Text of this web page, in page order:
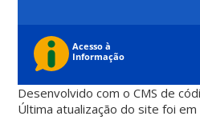
Desenvolvido com o CMS de
Última atualização do site foi